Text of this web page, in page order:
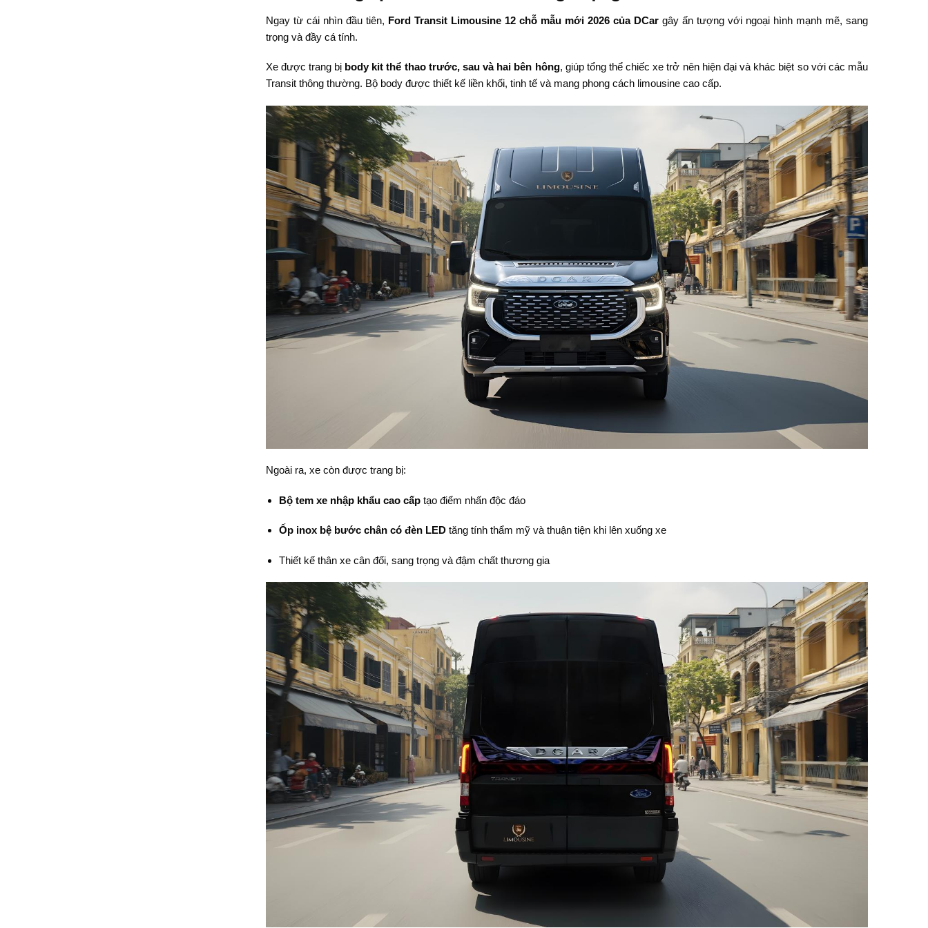
Ngay từ cái nhìn đầu tiên, Ford Transit Limousine 12 chỗ mẫu mới 2026 của DCargây ấn tượng với ngoại hình mạnh mẽ, sang
trọng và đầy cá tính.
Xe được trang bị body kit thể thao trước, sau và hai bên hông, giúp tổng thể chiếc xe trở nên hiện đại và khác biệt so với các mẫu
Transit thông thường. Bộ body được thiết kế liền khối, tinh tế và mang phong cách limousine cao cấp.
Ngoài ra, xe còn được trang bị:
Bộ tem xe nhập khẩu cao cấp tạo điểm nhấn độc đáo
Ốp inox bệ bước chân có đèn LED tăng tính thẩm mỹ và thuận tiện khi lên xuống xe
Thiết kế thân xe cân đối, sang trọng và đậm chất thương gia